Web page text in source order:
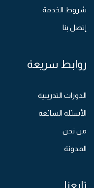
شروط الخدمة
إتصل بنا
روابط سريعة
الدورات التدريبية
الأسئلة الشائعة
من نحن
المدونة
تابعنا